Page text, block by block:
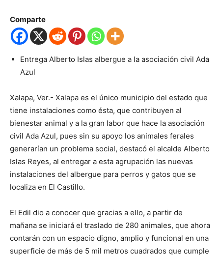
Comparte
Entrega Alberto Islas albergue a la asociación civil Ada
Azul
Xalapa, Ver.- Xalapa es el único municipio del estado que
tiene instalaciones como ésta, que contribuyen al
bienestar animal y a la gran labor que hace la asociación
civil Ada Azul, pues sin su apoyo los animales ferales
generarían un problema social, destacó el alcalde Alberto
Islas Reyes, al entregar a esta agrupación las nuevas
instalaciones del albergue para perros y gatos que se
localiza en El Castillo.
El Edil dio a conocer que gracias a ello, a partir de
mañana se iniciará el traslado de 280 animales, que ahora
contarán con un espacio digno, amplio y funcional en una
superficie de más de 5 mil metros cuadrados que cumple